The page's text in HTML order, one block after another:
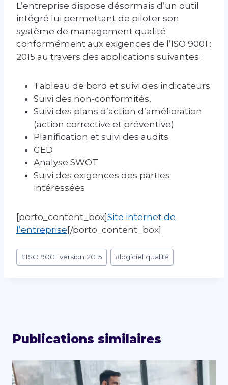
L’entreprise dispose désormais d’un outil
intégré lui permettant de piloter son
système de management qualité
conformément aux exigences de l’ISO 9001 :
2015 au travers des applications suivantes :
Tableau de bord et suivi des indicateurs
Suivi des non-conformités,
Suivi des plans d’action d’amélioration
(action corrective et préventive)
Planification et suivi des audits
GED
Analyse SWOT
Suivi des exigences des parties
intéressées
[porto_content_box]Site internet de
l’entreprise [/porto_content_box]
Étiquettes
de
#ISO 9001 version 2015 #logiciel qualité
Publications similaires